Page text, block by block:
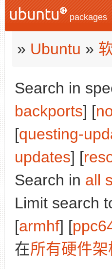
packages
» Ubuntu »
Search in
backports] [
[questing-
updates] [
Search in all
Limit search
[armhf] [
在所有硬件架